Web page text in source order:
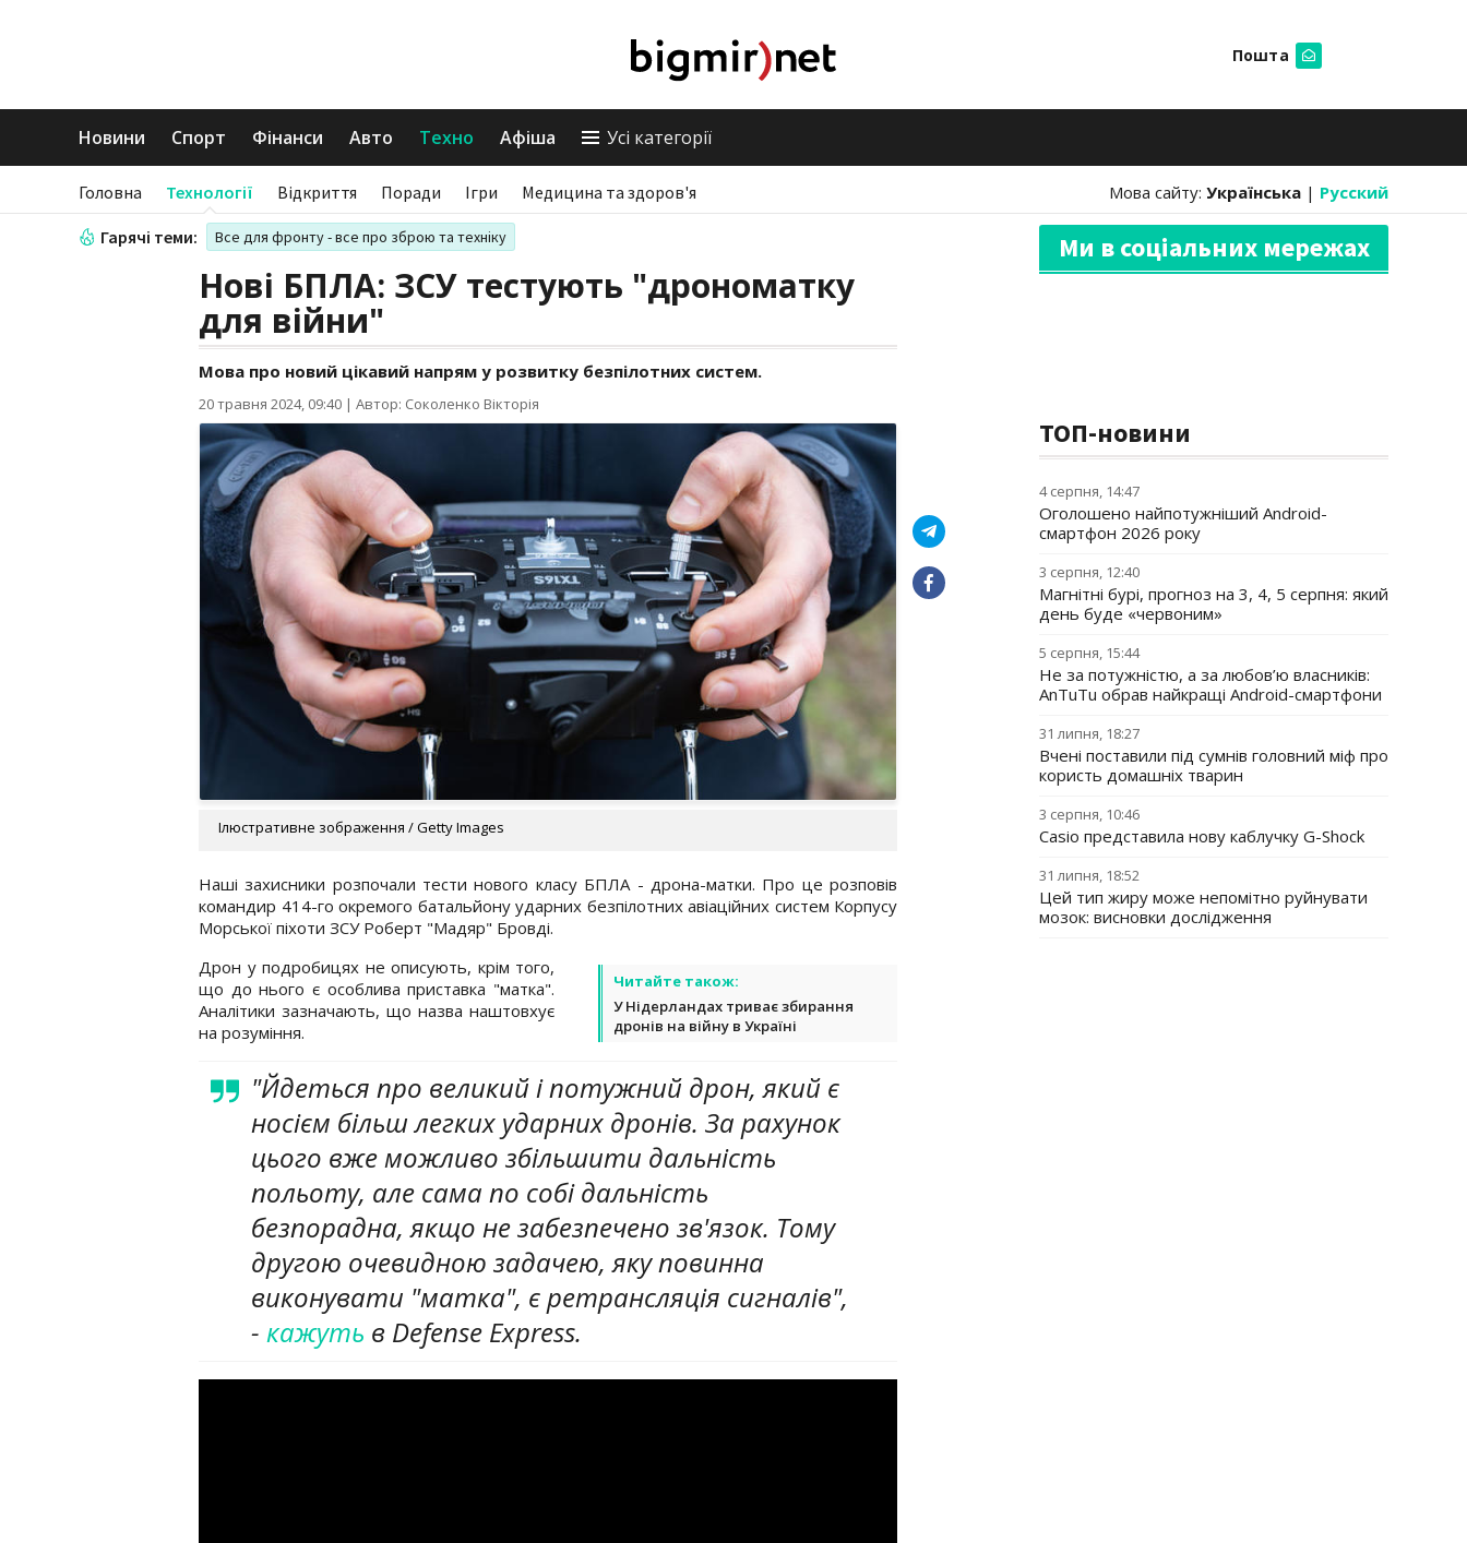
Пошта
Новини Спорт Фінанси Авто Техно Афіша Усі категорії
Головна Технології Відкриття Поради Ігри Медицина та здоров'я Мова сайту: Українська | Русский
Гарячі теми: Все для фронту - все про зброю та техніку
Нові БПЛА: ЗСУ тестують "дрономатку
для війни"
Мова про новий цікавий напрям у розвитку безпілотних систем.
20 травня 2024, 09:40 | Автор: Соколенко Вікторія
Ілюстративне зображення / Getty Images
Наші захисники розпочали тести нового класу БПЛА - дрона-матки. Про це розповів
командир 414-го окремого батальйону ударних безпілотних авіаційних систем Корпусу
Морської піхоти ЗСУ Роберт "Мадяр" Бровді.
Читайте також:
У Нідерландах триває збирання
дронів на війну в Україні
Дрон у подробицях не описують, крім того,
що до нього є особлива приставка "матка".
Аналітики зазначають, що назва наштовхує
на розуміння.
"Йдеться про великий і потужний дрон, який є
носієм більш легких ударних дронів. За рахунок
цього вже можливо збільшити дальність
польоту, але сама по собі дальність
безпорадна, якщо не забезпечено зв'язок. Тому
другою очевидною задачею, яку повинна
виконувати "матка", є ретрансляція сигналів",
- кажуть в Defense Express.
Ми в соціальних мережах
ТОП-новини
4 серпня, 14:47
Оголошено найпотужніший Android-
смартфон 2026 року
3 серпня, 12:40
Магнітні бурі, прогноз на 3, 4, 5 серпня: який
день буде «червоним»
5 серпня, 15:44
Не за потужністю, а за любов’ю власників:
AnTuTu обрав найкращі Android-смартфони
31 липня, 18:27
Вчені поставили під сумнів головний міф про
користь домашніх тварин
3 серпня, 10:46
Casio представила нову каблучку G-Shock
31 липня, 18:52
Цей тип жиру може непомітно руйнувати
мозок: висновки дослідження